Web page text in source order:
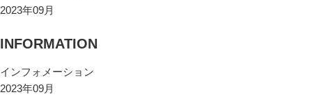
2023年09月
INFORMATION
インフォメーション
2023年09月